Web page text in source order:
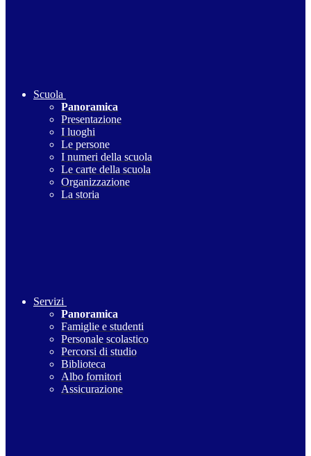
Scuola
Panoramica
Presentazione
I luoghi
Le persone
I numeri della scuola
Le carte della scuola
Organizzazione
La storia
Servizi
Panoramica
Famiglie e studenti
Personale scolastico
Percorsi di studio
Biblioteca
Albo fornitori
Assicurazione